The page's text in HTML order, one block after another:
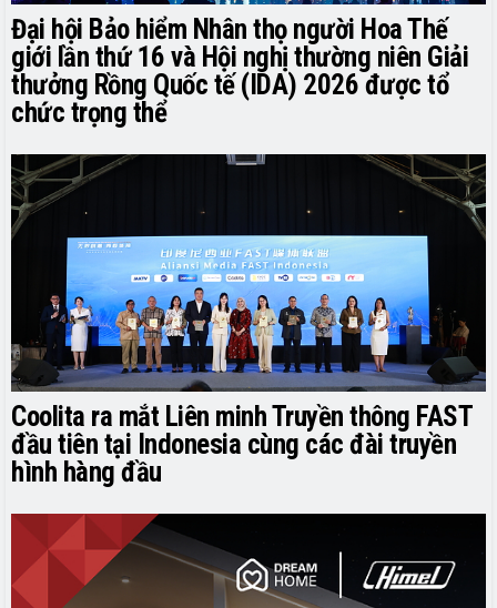
Đại hội Bảo hiểm Nhân thọ người Hoa Thế
giới lần thứ 16 và Hội nghị thường niên Giải
thưởng Rồng Quốc tế (IDA) 2026 được tổ
chức trọng thể
Coolita ra mắt Liên minh Truyền thông FAST
đầu tiên tại Indonesia cùng các đài truyền
hình hàng đầu